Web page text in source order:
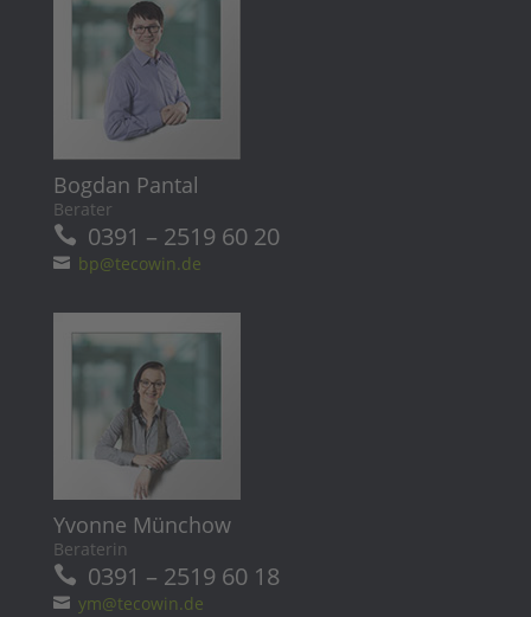
Bogdan Pantal
Berater
0391 – 2519 60 20
bp@tecowin.de
Yvonne Münchow
Beraterin
0391 – 2519 60 18
ym@tecowin.de